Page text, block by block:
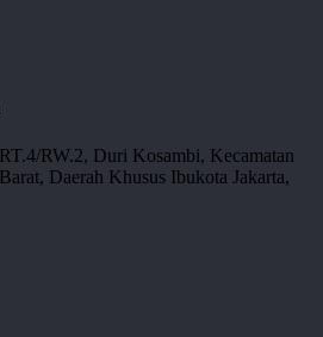
RW.2, Duri Kosambi, Kecamatan
Daerah Khusus Ibukota Jakarta,